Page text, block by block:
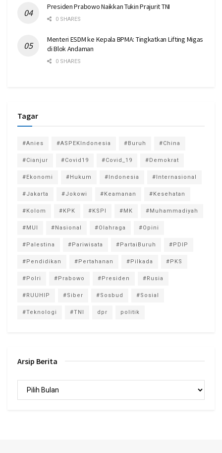
Presiden Prabowo Naikkan Tukin Prajurit TNI
0 SHARES
Menteri ESDM ke Kepala BPMA: Tingkatkan Lifting Migas
di Blok Andaman
0 SHARES
Tagar
#Anies #ASPEKIndonesia #Buruh #China
#Cianjur #Covid19 #Covid_19 #Demokrat
#Ekonomi #Hukum #Indonesia #Internasional
#Jakarta #Jokowi #Keamanan #Kesehatan
#Kolom #KPK #KSPI #MK #Muhammadiyah
#MUI #Nasional #Olahraga #Opini
#Palestina #Pariwisata #PartaiBuruh #PDIP
#Pendidikan #Pertahanan #Pilkada #PKS
#Polri #Prabowo #Presiden #Rusia
#RUUHIP #Siber #Sosbud #Sosial
#Teknologi #TNI dpr politik
Arsip Berita